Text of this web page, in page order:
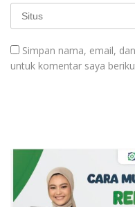
Simpan nama, email,
untuk komentar saya